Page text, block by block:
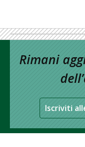
Rimani
Iscriviti